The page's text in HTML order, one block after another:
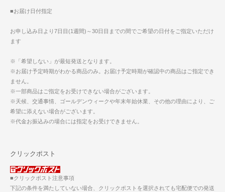
■お届け日付指定
お申し込み日より7日目(1週間)～30日目までの間でご希望の日付をご指定いただけ
ます
※「希望しない」が最短発送となります。
※お届け予定時期がわかる商品のみ。お届け予定時期が確認中の商品はご指定でき
ません。
※一部商品はご指定をお受けできない場合がございます。
※天候、交通事情、ゴールデンウィークや年末年始休業、その他の理由により、ご
希望に添えない場合がございます。
※代金お振込みの場合には指定をお受けできません。
クリックポスト
■クリックポスト注意事項
下記の条件を満たしていない場合、クリックポストを選択されても宅配便での発送